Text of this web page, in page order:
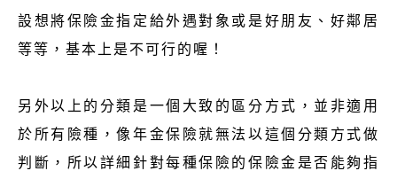
設想將保險金指定給外遇對象或是好朋友、好鄰居
等等，基本上是不可行的喔！
另外以上的分類是一個大致的區分方式，並非適用
於所有險種，像年金保險就無法以這個分類方式做
判斷，所以詳細針對每種保險的保險金是否能夠指